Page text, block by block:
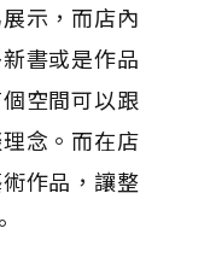
示，而店內
書或是作品
空間可以跟
念。而在店
作品，讓整